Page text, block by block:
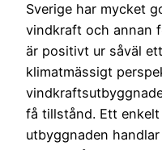
Sverige har mycket
vindkraft och annan
är positivt ur såväl
klimatmässigt
få tillstånd. Ett
utbyggnaden